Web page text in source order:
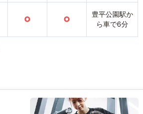
○ ○
豊平公園駅か
ら車で6分